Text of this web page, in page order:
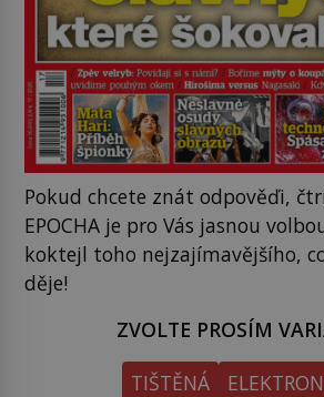
Pokud chcete znát odpověďi,
EPOCHA je pro Vás jasnou
koktejl toho nejzajímavějšího,
děje!
ZVOLTE PROSÍM
TIŠTĚNÁ